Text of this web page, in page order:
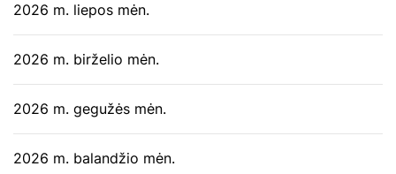
2026 m. liepos mėn.
2026 m. birželio mėn.
2026 m. gegužės mėn.
2026 m. balandžio mėn.